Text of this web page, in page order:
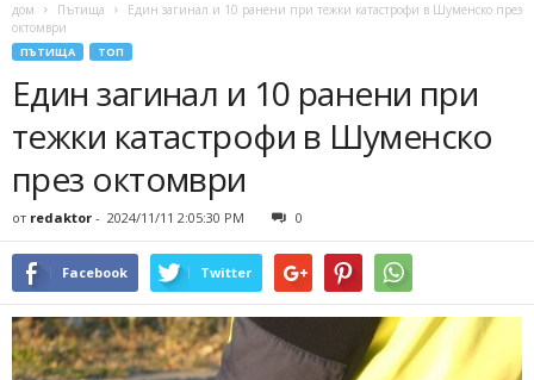
дом Пътища
Един загинал и 10 ранени при тежки катастрофи в Шуменско през
октомври
ПЪТИЩА ТОП
Един загинал и 10 ранени при
тежки катастрофи в Шуменско
през октомври
от redaktor - 2024/11/11 2:05:30 PM 0
Facebook Twitter